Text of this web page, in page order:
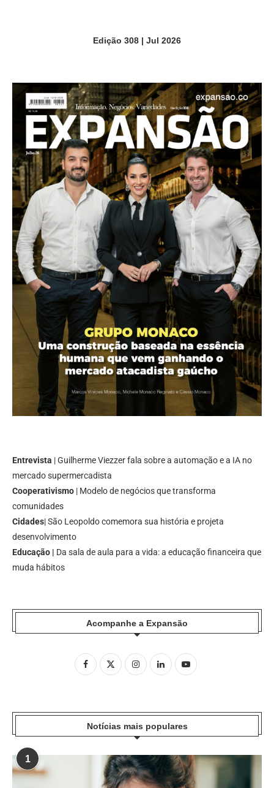
Edição 308 | Jul 2026
Entrevista | Guilherme Viezzer fala sobre a automação e a IA no
mercado supermercadista
Cooperativismo | Modelo de negócios que transforma
comunidades
Cidades| São Leopoldo comemora sua história e projeta
desenvolvimento
Educação | Da sala de aula para a vida: a educação financeira que
muda hábitos
Acompanhe a Expansão
Notícias mais populares
1